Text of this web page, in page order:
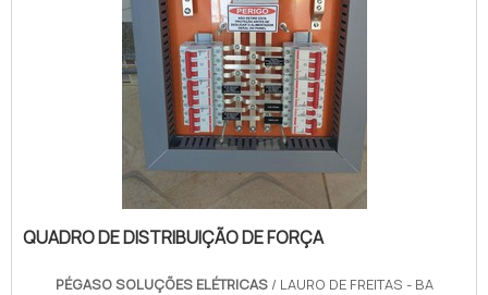
QUADRO DE DISTRIBUIÇÃO DE FORÇA
PÉGASO SOLUÇÕES ELÉTRICAS / LAURO DE FREITAS - BA